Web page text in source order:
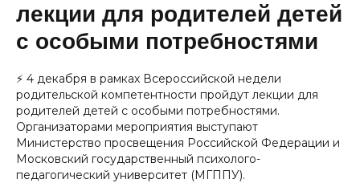
лекции для родителей детей
с особыми потребностями
⚡️ 4 декабря в рамках Всероссийской недели
родительской компетентности пройдут лекции для
родителей детей с особыми потребностями.
Организаторами мероприятия выступают
Министерство просвещения Российской Федерации и
Московский государственный психолого-
педагогический университет (МГППУ).